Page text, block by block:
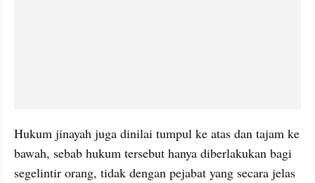
Hukum jinayah juga dinilai tumpul ke atas dan tajam ke
bawah, sebab hukum tersebut hanya diberlakukan bagi
segelintir orang, tidak dengan pejabat yang secara jelas